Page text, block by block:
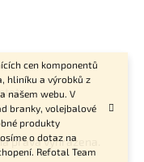
cen komponentů
hliníku a výrobků z
našem webu. V
branky, volejbalové
produkty
o dotaz na
Refotal Team
práva vyhrazena.